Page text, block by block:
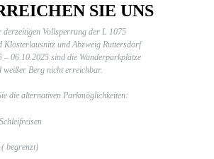
SIE UNS
derzeitigen Vollsperrung der L 1075
Klosterlausnitz und Abzweig Ruttersdorf
– 06.10.2025 sind die Wanderparkplätze
weißer Berg nicht erreichbar.
die alternativen Parkmöglichkeiten:
begrenzt)